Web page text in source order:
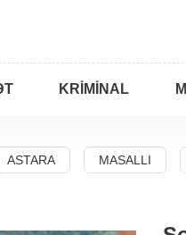
KRIMINAL
ASTARA MASALLI